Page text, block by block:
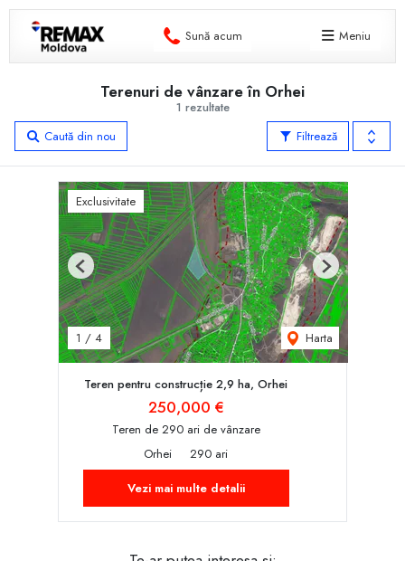
Sună acum Meniu
1 rezultate
Terenuri de vânzare în Orhei
Filtrează
Caută din nou
Exclusivitate
1 / 4 Harta
Previous Next
Teren pentru construcție 2,9 ha, Orhei
250,000 €
Teren de 290 ari de vânzare
Orhei
290 ari
Vezi mai multe detalii